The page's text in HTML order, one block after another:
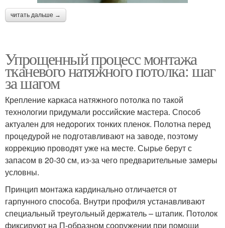
читать дальше →
Упрощенный процесс монтажа
тканевого натяжного потолка: шаг
за шагом
Крепление каркаса натяжного потолка по такой
технологии придумали российские мастера. Способ
актуален для недорогих тонких пленок. Полотна перед
процедурой не подготавливают на заводе, поэтому
коррекцию проводят уже на месте. Сырье берут с
запасом в 20-30 см, из-за чего предварительные замеры
условны.
Принцип монтажа кардинально отличается от
гарпунного способа. Внутри профиля устанавливают
специальный треугольный держатель – штапик. Потолок
фиксируют на П-образном сооружении при помощи